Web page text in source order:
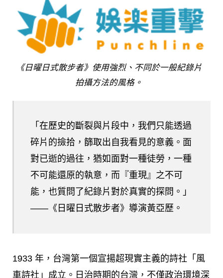
《日曜日式散步者》使用強烈、不同於一般紀錄片
拍攝方法的風格。
「在歷史的斷裂與片段中，我們只能透過
碎片的撿拾，篩取出自我看見的意義。面
對已逝的過往，猶如面對一種徒勞，一種
不可能還原的執意，而『重現』之不可
能，也質問了紀錄片對於真實的探問。」
——《日曜日式散步者》導演黃亞歷。
1933 年，台灣第一個宣揚超現實主義的詩社「風
車詩社」成立。日治時期的台灣，不僅政治環境深